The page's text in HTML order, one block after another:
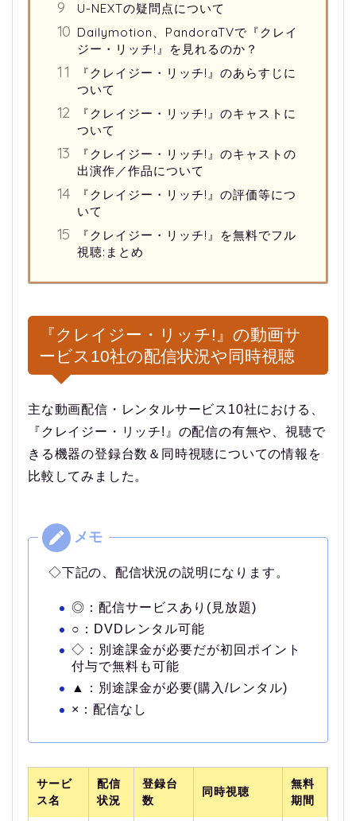
U-NEXTの疑問点について
Dailymotion、PandoraTVで『クレイ
ジー・リッチ!』を見れるのか？
『クレイジー・リッチ!』のあらすじに
ついて
『クレイジー・リッチ!』のキャストに
ついて
『クレイジー・リッチ!』のキャストの
出演作／作品について
『クレイジー・リッチ!』の評価等につ
いて
『クレイジー・リッチ!』を無料でフル
視聴:まとめ
『クレイジー・リッチ!』の動画サ
ービス10社の配信状況や同時視聴
主な動画配信・レンタルサービス10社における、
『クレイジー・リッチ!』の配信の有無や、視聴で
きる機器の登録台数＆同時視聴についての情報を
比較してみました。
◇下記の、配信状況の説明になります。
◎：配信サービスあり(見放題)
○：DVDレンタル可能
◇：別途課金が必要だが初回ポイント
付与で無料も可能
▲：別途課金が必要(購入/レンタル)
×：配信なし
サービ
ス名
配信
状況
登録台
数
同時視聴
無料
期間